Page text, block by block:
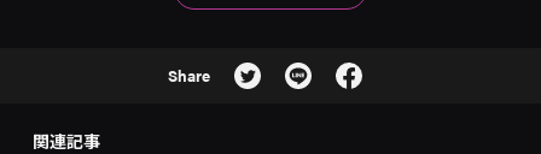
Share
関連記事